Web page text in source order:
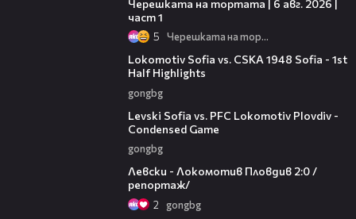
Черешката на тортата | 6 авг. 2026 |
част 1
5 Черешката на тортата
Lokomotiv Sofia vs. CSKA 1948 Sofia - 1st
Half Highlights
gongbg
Levski Sofia vs. PFC Lokomotiv Plovdiv -
Condensed Game
gongbg
Левски - Локомотив Пловдив 2:0 /
репортаж/
2 gongbg